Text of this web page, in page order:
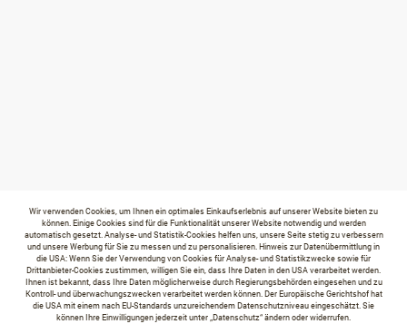
Wir verwenden Cookies, um Ihnen ein optimales Einkaufserlebnis auf unserer Website bieten zu
können. Einige Cookies sind für die Funktionalität unserer Website notwendig und werden
automatisch gesetzt. Analyse- und Statistik-Cookies helfen uns, unsere Seite stetig zu verbessern
und unsere Werbung für Sie zu messen und zu personalisieren. Hinweis zur Datenübermittlung in
die USA: Wenn Sie der Verwendung von Cookies für Analyse- und Statistikzwecke sowie für
Drittanbieter-Cookies zustimmen, willigen Sie ein, dass Ihre Daten in den USA verarbeitet werden.
Ihnen ist bekannt, dass Ihre Daten möglicherweise durch Regierungsbehörden eingesehen und zu
Kontroll- und überwachungszwecken verarbeitet werden können. Der Europäische Gerichtshof hat
die USA mit einem nach EU-Standards unzureichendem Datenschutzniveau eingeschätzt. Sie
können Ihre Einwilligungen jederzeit unter „Datenschutz“ ändern oder widerrufen.